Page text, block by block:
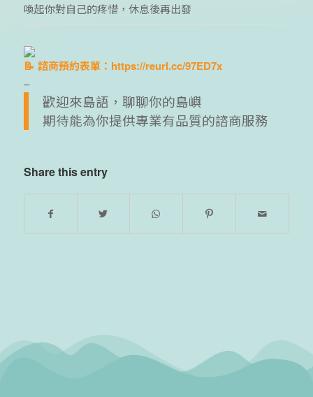
喚起你對自己的疼惜，休息後再出發
諮商預約表單： https://reurl.cc/97ED7x
–
歡迎來島語，聊聊你的島嶼
期待能為你提供專業有品質的諮商服務
Share this entry